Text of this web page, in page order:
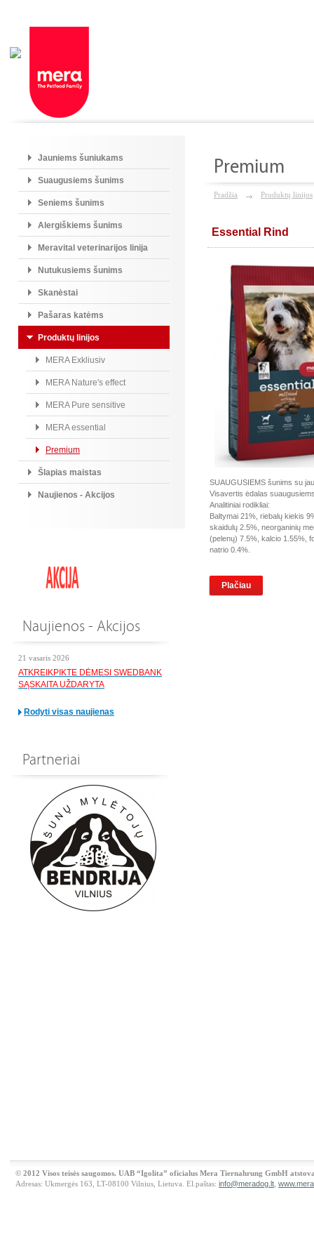
Premium
Pradžia Produktų linijos
Essential Rind
SUAUGUSIEMS šunims su
Visavertis ėdalas
Analitiniai rodikliai:
Baltymai 21%, riebalų kiekis
skaidulų 2.5%, neorganinių
(pelenų) 7.5%, kalcio 1.55%,
natrio 0.4%.
Plačiau
Jauniems šuniukams
Suaugusiems šunims
Seniems šunims
Alergiškiems šunims
Meravital veterinarijos linija
Nutukusiems šunims
Skanėstai
Pašaras katėms
Produktų linijos
MERA Exkliusiv
MERA Nature's effect
MERA Pure sensitive
MERA essential
Premium
Šlapias maistas
Naujienos - Akcijos
Naujienos - Akcijos
21 vasaris 2026
ATKREIKPIKTE DĖMESI SWEDBANK
SĄSKAITA UŽDARYTA
Rodyti visas naujienas
Partneriai
© 2012 Visos teisės saugomos. UAB “Igolita” oficialus Mera Tiernahrung GmbH
Adresas: Ukmergės 163, LT-08100 Vilnius, Lietuva. El.paštas: info@meradog.lt